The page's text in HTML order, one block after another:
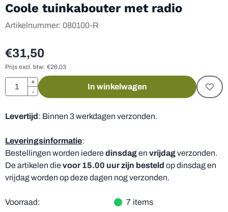
Coole tuinkabouter met radio
Artikelnummer: 080100-R
€31,50
Prijs excl. btw: €26,03
Aantal
+
-
In winkelwagen
Levertijd: Binnen 3 werkdagen verzonden.
Leveringsinformatie:
Bestellingen worden iederedinsdagen vrijdagverzonden.
De artikelen dievoor 15.00 uur zijn besteld op dinsdag en
vrijdag worden op deze dagen nog verzonden.
Voorraad: 7 items